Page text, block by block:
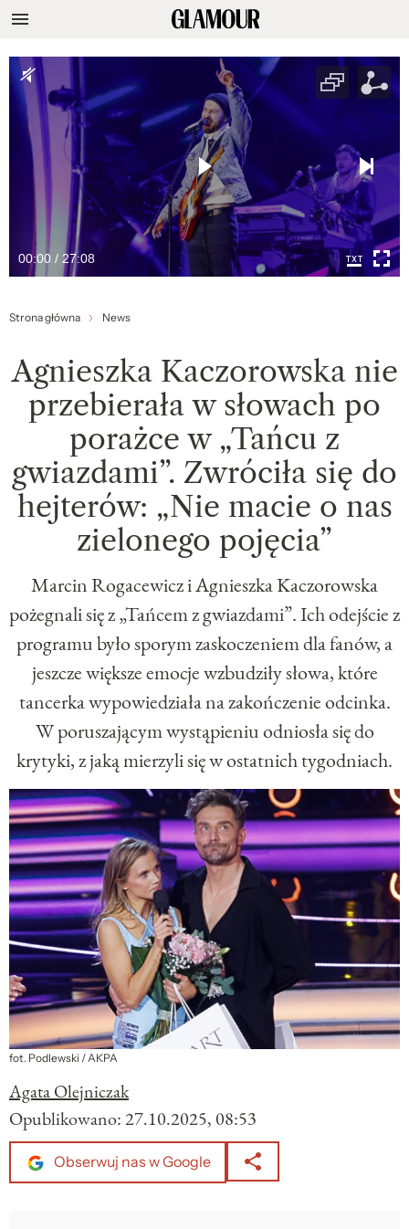
00:00 / 27:08
Strona główna News
Agnieszka Kaczorowska nie
przebierała w słowach po
porażce w „Tańcu z
gwiazdami”. Zwróciła się do
hejterów: „Nie macie o nas
zielonego pojęcia”
Marcin Rogacewicz i Agnieszka Kaczorowska
pożegnali się z „Tańcem z gwiazdami”. Ich odejście z
programu było sporym zaskoczeniem dla fanów, a
jeszcze większe emocje wzbudziły słowa, które
tancerka wypowiedziała na zakończenie odcinka.
W poruszającym wystąpieniu odniosła się do
krytyki, z jaką mierzyli się w ostatnich tygodniach.
fot. Podlewski / AKPA
Agata Olejniczak
Opublikowano:27.10.2025, 08:53
Obserwuj nas w Google